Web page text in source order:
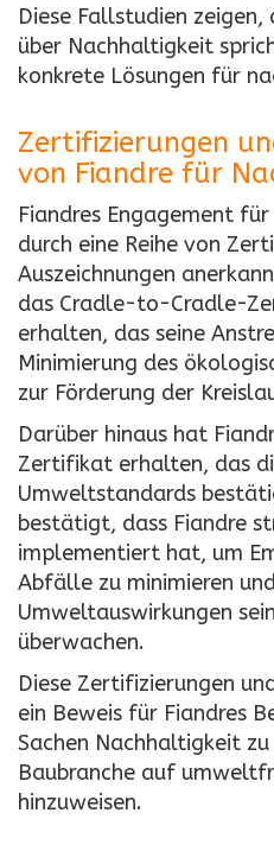
Diese Fallstudien zeigen,
über Nachhaltigkeit
konkrete Lösungen für
Zertifizierungen
von Fiandre für
Fiandres Engagement
durch eine Reihe von
Auszeichnungen
das Cradle-to-Cradle-
erhalten, das seine
Minimierung des
zur Förderung der
Darüber hinaus hat
Zertifikat erhalten, das
Umweltstandards
bestätigt, dass Fiandre
implementiert hat, um
Abfälle zu minimieren
Umweltauswirkungen
überwachen.
Diese Zertifizierungen
ein Beweis für Fiandres
Sachen Nachhaltigkeit zu
Baubranche auf
hinzuweisen.